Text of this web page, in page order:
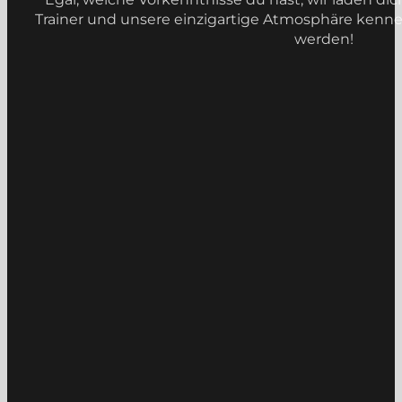
Trainer und unsere einzigartige Atmosphäre
werden!